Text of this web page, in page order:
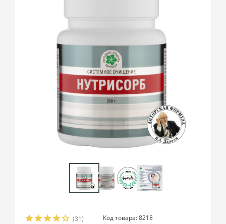
(31)
Код товара: 8218